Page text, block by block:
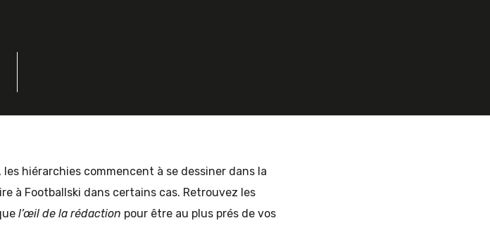
hiérarchies commencent à se dessiner dans la
à Footballski dans certains cas. Retrouvez les
l’œil de la rédaction pour être au plus prés de vos